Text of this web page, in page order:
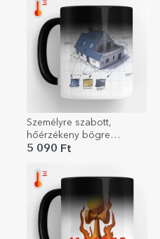
Személyre szabott,
hőérzékeny bögre
szöveggel építészek
5 090 Ft